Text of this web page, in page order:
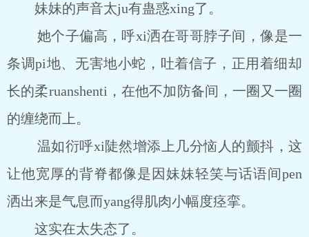
妹妹的声音太ju有蛊惑xing了。
她个子偏高，呼xi洒在哥哥脖子间，像是一
条调pi地、无害地小蛇，吐着信子，正用着细却
长的柔ruanshenti，在他不加防备间，一圈又一圈
的缠绕而上。
温如衍呼xi陡然增添上几分恼人的颤抖，这
让他宽厚的背脊都像是因妹妹轻笑与话语间pen
洒出来是气息而yang得肌肉小幅度痉挛。
这实在太失态了。